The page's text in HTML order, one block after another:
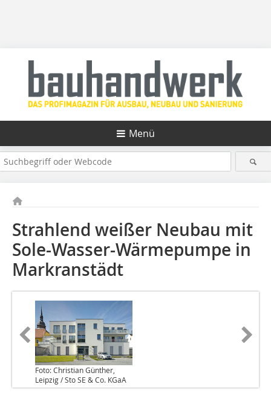
Menü
Strahlend weißer Neubau mit
Sole-Wasser-Wärmepumpe in
Markranstädt
Foto: Christian Günther,
Leipzig / Sto SE & Co. KGaA